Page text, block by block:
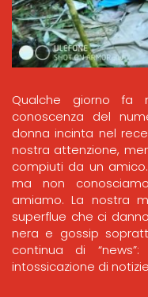
Qualche giorno fa
conoscenza del
donna incinta nel
nostra attenzione,
compiuti da un
ma non
amiamo. La nostra
superflue che ci
nera e gossip
continua di
intossicazione di